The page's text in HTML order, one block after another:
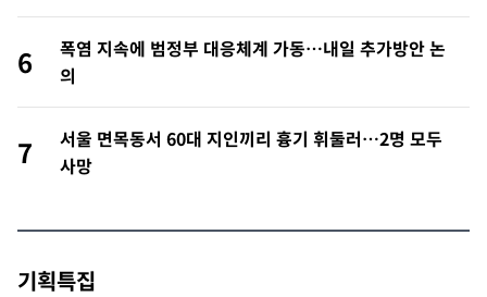
6
폭염 지속에 범정부 대응체계 가동…내일 추가방안 논
의
7
서울 면목동서 60대 지인끼리 흉기 휘둘러…2명 모두
사망
기획특집